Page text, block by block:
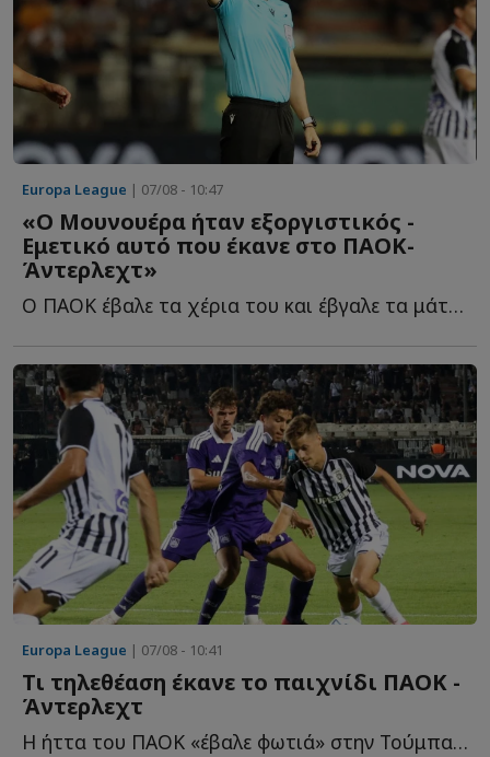
Europa League | 07/08 - 10:47
«Ο Μουνουέρα ήταν εξοργιστικός -
Εμετικό αυτό που έκανε στο ΠΑΟΚ-
Άντερλεχτ»
Ο ΠΑΟΚ έβαλε τα χέρια του και έβγαλε τα μάτια του, όμως έ...
Europa League | 07/08 - 10:41
Τι τηλεθέαση έκανε το παιχνίδι ΠΑΟΚ -
Άντερλεχτ
Η ήττα του ΠΑΟΚ «έβαλε φωτιά» στην Τούμπα και στην prime ti...